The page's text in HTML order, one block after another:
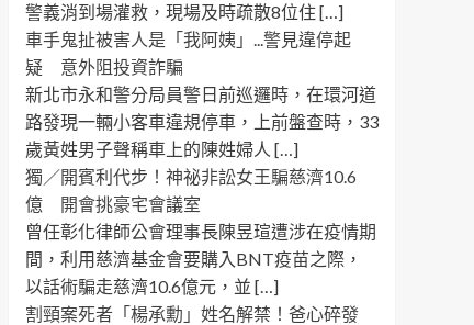
警義消到場灌救，現場及時疏散8位住 […]
車手鬼扯被害人是「我阿姨」...警見違停起
疑 意外阻投資詐騙
新北市永和警分局員警日前巡邏時，在環河道
路發現一輛小客車違規停車，上前盤查時，33
歲黃姓男子聲稱車上的陳姓婦人 […]
獨／開賓利代步！神祕非訟女王騙慈濟10.6
億 開會挑豪宅會議室
曾任彰化律師公會理事長陳昱瑄遭涉在疫情期
間，利用慈濟基金會要購入BNT疫苗之際，
以話術騙走慈濟10.6億元，並 […]
割頸案死者「楊承勳」姓名解禁！爸心碎發